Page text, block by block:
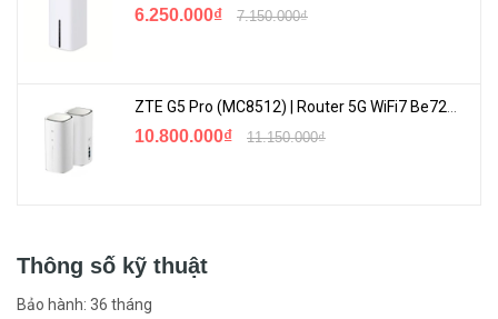
6.250.000₫ 7.150.000₫
10.800.000₫ 11.150.000₫
Thông số kỹ thuật
Bảo hành: 36 tháng